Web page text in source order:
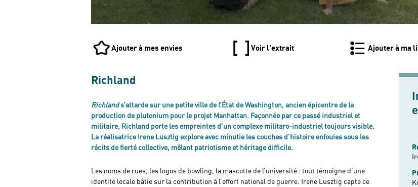
Ajouter à mes envies Voir l'extrait Ajouter à ma
Richland
Richlands’attarde sur une petite ville de l’État de Washington, ancien épicentre de la
production de plutonium pour le projet Manhattan. Façonnée par ce passé industriel et
militaire, Richland porte les empreintes d’un complexe militaro-industriel toujours visible.
La réalisatrice Irene Lusztig explore avec minutie les couches d’histoire enfouies sous les
récits de fierté collective, mêlant patriotisme et héritage difficile.
Les noms de rues, les logos de bowling, la mascotte de l’université : tout témoigne d’une
identité locale bâtie sur la contribution à l’effort national de guerre. Irene Lusztig capte ce